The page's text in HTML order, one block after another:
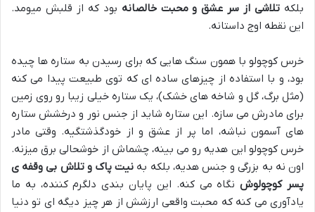
بلکه تلاشی از سر عشق و محبت خالصانه بود که از قلبش میومد.
این نقطه اوج داستانه.
خرس کوچولو با همون سنگ هایی که برای رسیدن به ستاره ها چیده
بود، و با استفاده از چیزهای ساده ای که توی طبیعت پیدا می کنه
(مثل برگ، گل و شاخه های خشک)، یک ستاره خیلی زیبا رو روی زمین
برای مادرش می سازه. این ستاره شاید از جنس نور و درخشش ستاره
های آسمون نباشه، اما پر از عشق و از خودگذشتگیه. وقتی مادر
خرس کوچولو این هدیه رو می بینه، چشماش از خوشحالی برق میزنه.
اون نه به بزرگی و جنس هدیه، بلکه به نیت پاک و تلاش بی وقفه ی
پسر کوچولوشنگاه می کنه. این پایان بندی دلگرم کننده، به ما
یادآوری می کنه که محبت واقعی ارزشش از هر چیز دیگه ای تو دنیا